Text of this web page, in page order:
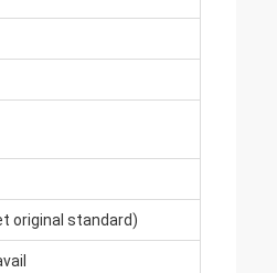
original standard)